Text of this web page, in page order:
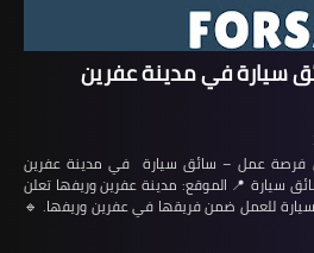
سيارة في مدينة عفرين
عمل – سائق سيارة في مدينة عفرين
سيارة 📍 الموقع: مدينة عفرين وريفها تعلن
للعمل ضمن فريقها في عفرين وريفها. 🔹